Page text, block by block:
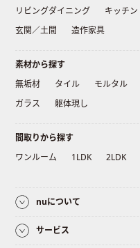
リビングダイニング
キッチン
玄関／土間
造作家具
素材から探す
無垢材
タイル モルタル
ガラス
躯体現し
間取りから探す
ワンルーム
1LDK 2LDK
nuについて
サービス